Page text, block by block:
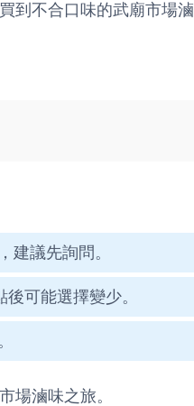
到不合口味的武廟市場滷
建議先詢問。
可能選擇變少。
場滷味之旅。